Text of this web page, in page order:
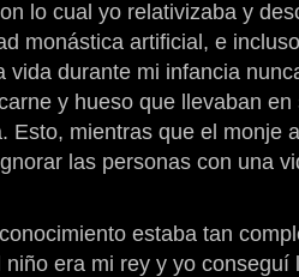
lo cual yo relativizaba y
monástica artificial, e
vida durante mi infancia
y hueso que llevaban
Esto, mientras que el monje
las personas con una
estaba tan
niño era mi rey y yo conseguí